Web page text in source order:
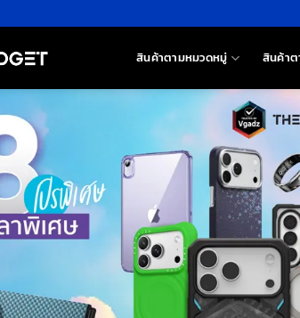
สินค้าตามหมวดหมู่ สินค้า